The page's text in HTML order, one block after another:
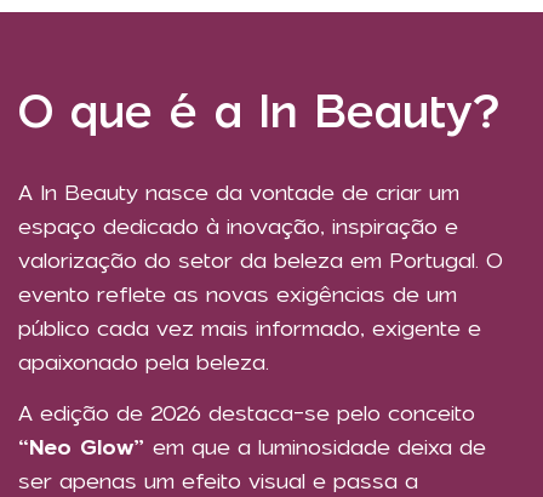
O que é a In Beauty?
A In Beauty nasce da vontade de criar um
espaço dedicado à inovação, inspiração e
valorização do setor da beleza em Portugal. O
evento reflete as novas exigências de um
público cada vez mais informado, exigente e
apaixonado pela beleza.
A edição de 2026 destaca-se pelo conceito
“Neo Glow” em que a luminosidade deixa de
ser apenas um efeito visual e passa a